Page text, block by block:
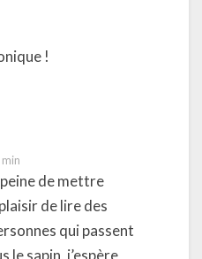
!
min
de mettre
de lire des
qui passent
le sapin, j’espère